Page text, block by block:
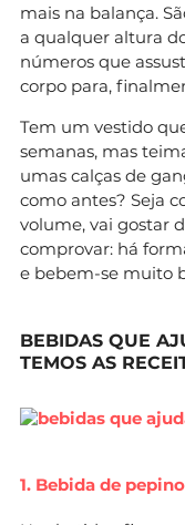
mais na balança.
a qualquer altura
números que
corpo para,
Tem um vestido
semanas, mas
umas calças de
como antes? Seja
volume, vai gostar
comprovar: há
e bebem-se muito
BEBIDAS QUE
TEMOS AS
1. Bebida de pepino